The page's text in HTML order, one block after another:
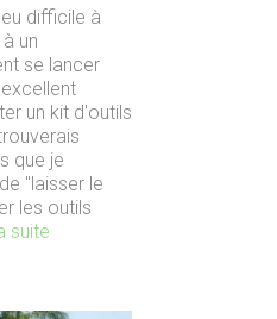
difficile à
un
se lancer
un kit d'outils
que je
"laisser le
les outils
suite